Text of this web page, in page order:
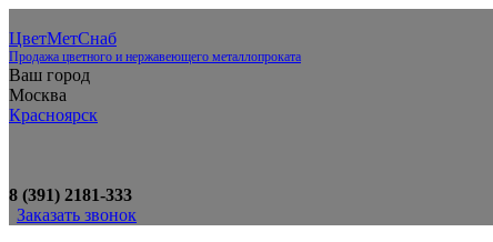
ЦветМетСнаб
Продажа цветного и нержавеющего металлопроката
Ваш город
Москва
Красноярск
8 (391) 2181-333
Заказать звонок